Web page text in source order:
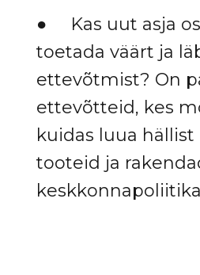
● Kas uut asja
toetada väärt ja
ettevõtmist? On
ettevõtteid, kes
kuidas luua hällist
tooteid ja